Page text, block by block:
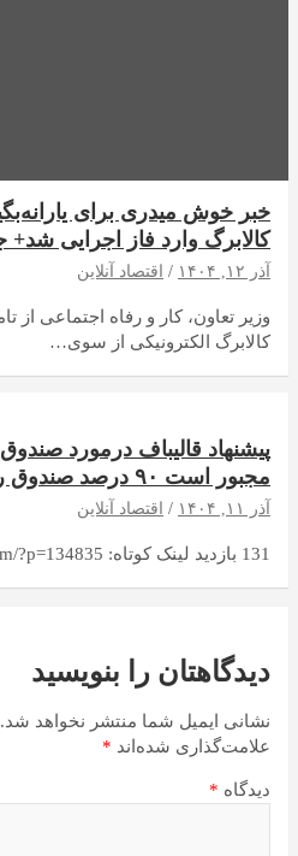
خبر خوش میدری برای
کالابرگ وارد فاز اجرایی شد+
آذر ۱۲, ۱۴۰۴ اقتصاد آنلاین
وزیر تعاون، کار و رفاه اجتماعی از
کالابرگ الکترونیکی از سوی…
پیشنهاد قالیباف درمورد
مجبور است ۹۰ درصد صندوق را تأمین می‌کند
آذر ۱۱, ۱۴۰۴ اقتصاد آنلاین
131 بازدید لینک کوتاه: https://aftabeghtesad.com/?p=134835
دیدگاهتان را بنویسید
نشانی ایمیل شما منتشر نخواهد شد.
علامت‌گذاری شده‌اند *
دیدگاه *